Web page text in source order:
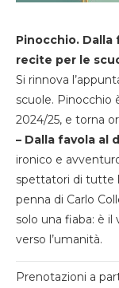
Pinocchio. Dalla
recite per le
Si rinnova
scuole. Pinocchio
2024/25, e torna
– Dalla favola al
ironico e
spettatori di tutte
penna di Carlo
solo una fiaba: è
verso l’umanità.
Prenotazioni a